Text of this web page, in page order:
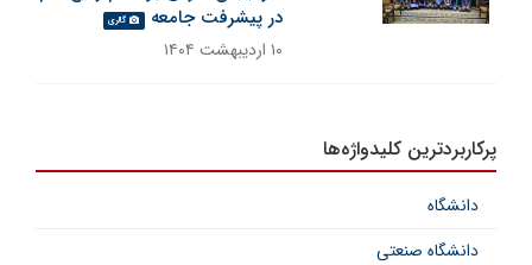
در پیشرفت جامعه
گالری
۱۰ اردیبهشت ۱۴۰۴
پرکاربردترین کلیدواژه‌ها
دانشگاه
دانشگاه صنعتی